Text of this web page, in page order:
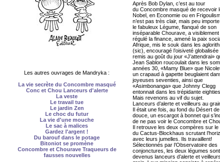
Les autres ouvrages de Mandryka :
La vie secrète du Concombre masqué
Conc et Chou Lanceurs d'alerte
La veste
Le travail tue
Le jardin Zen
Le choc du futur
La vie d'une mouche
Le sac à malices
Gardez l'argent !
Du barouf dans le potage
Bitoniot se promène
Concombre et Chourave Traqueurs de
fausses nouvelles
Après Bob Dylan, c’est au tour
du Concombre masqué de recevoir
Nobel, en Economie ou en
n’est pas très clair, mais peu
le fabuleux Légume, flanqué de son
inséparable Chourave, a
régulé la finance, amené la paix
Afrique, mis le souk dans les
(sic), encouragé l’oisiveté globalisée
remis au goût du jour «J’attendrai»
Jean Sablon roucoulait dans les
années 30, «Mamy Blue» que
un crapaud à gapette beuglaient
joyeuses seventies, ainsi que
«Asimbonanga» que Johnny Clegg
entonnait dans les trépidante
Mais revenons au vif du sujet.
Lanceurs d’alerte et veilleurs au
Il était une fois, au fond du Désert
douce, un escargot à bonnet qui
de ne pas voir le Concombre et
Il retrouve les deux compères sur le
du Cactus-Blockhaus scrutant
avec leurs jumelles. Ils travaillent!
Sélectionnés par l’Observatoire des
conjonctures, les deux légumes sont
devenus lanceurs d’alerte et